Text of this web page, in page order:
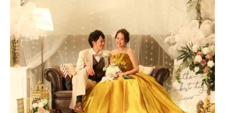
REPORT
ウェディング・レポート
BLOG
ブログ
PLAN
プラン
ACCESS
アクセス
CONTACT
お問い合わせ
093 -671- 1131